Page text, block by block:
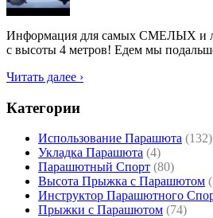
Информация для самых СМЕЛЫХ и
с высоты 4 метров! Едем мы
Читать далее ›
Категории
Использование Парашюта (132)
Укладка Парашюта (4)
Парашютный Спорт (80)
Высота Прыжка с Парашютом
Инструктор Парашютного
Прыжки с Парашютом (74)